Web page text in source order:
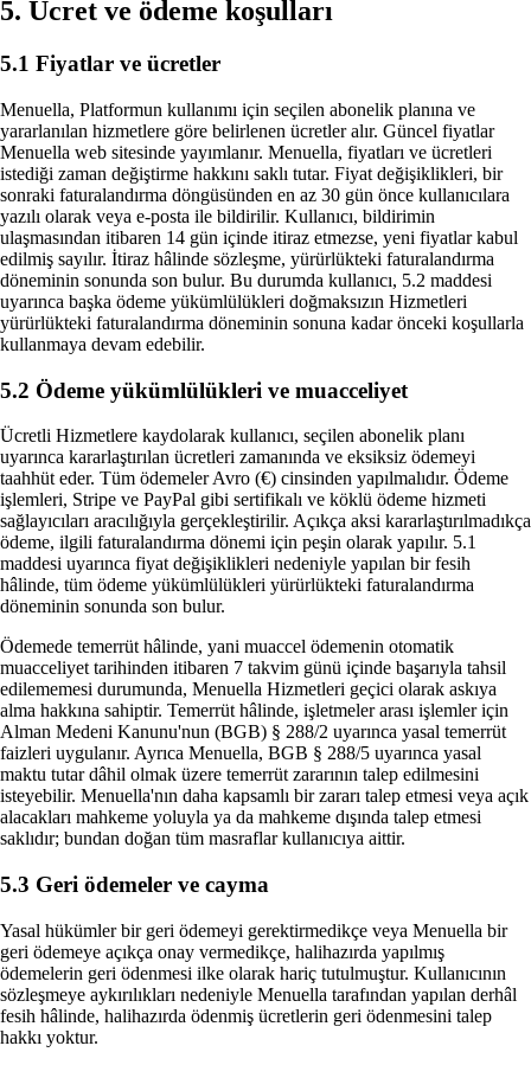
5. Ücret ve ödeme koşulları
5.1 Fiyatlar ve ücretler
Menuella, Platformun kullanımı için seçilen abonelik planına ve
yararlanılan hizmetlere göre belirlenen ücretler alır. Güncel fiyatlar
Menuella web sitesinde yayımlanır. Menuella, fiyatları ve ücretleri
istediği zaman değiştirme hakkını saklı tutar. Fiyat değişiklikleri, bir
sonraki faturalandırma döngüsünden en az 30 gün önce kullanıcılara
yazılı olarak veya e-posta ile bildirilir. Kullanıcı, bildirimin
ulaşmasından itibaren 14 gün içinde itiraz etmezse, yeni fiyatlar kabul
edilmiş sayılır. İtiraz hâlinde sözleşme, yürürlükteki faturalandırma
döneminin sonunda son bulur. Bu durumda kullanıcı, 5.2 maddesi
uyarınca başka ödeme yükümlülükleri doğmaksızın Hizmetleri
yürürlükteki faturalandırma döneminin sonuna kadar önceki koşullarla
kullanmaya devam edebilir.
5.2 Ödeme yükümlülükleri ve muacceliyet
Ücretli Hizmetlere kaydolarak kullanıcı, seçilen abonelik planı
uyarınca kararlaştırılan ücretleri zamanında ve eksiksiz ödemeyi
taahhüt eder. Tüm ödemeler Avro (€) cinsinden yapılmalıdır. Ödeme
işlemleri, Stripe ve PayPal gibi sertifikalı ve köklü ödeme hizmeti
sağlayıcıları aracılığıyla gerçekleştirilir. Açıkça aksi kararlaştırılmadıkça
ödeme, ilgili faturalandırma dönemi için peşin olarak yapılır. 5.1
maddesi uyarınca fiyat değişiklikleri nedeniyle yapılan bir fesih
hâlinde, tüm ödeme yükümlülükleri yürürlükteki faturalandırma
döneminin sonunda son bulur.
Ödemede temerrüt hâlinde, yani muaccel ödemenin otomatik
muacceliyet tarihinden itibaren 7 takvim günü içinde başarıyla tahsil
edilememesi durumunda, Menuella Hizmetleri geçici olarak askıya
alma hakkına sahiptir. Temerrüt hâlinde, işletmeler arası işlemler için
Alman Medeni Kanunu'nun (BGB) § 288/2 uyarınca yasal temerrüt
faizleri uygulanır. Ayrıca Menuella, BGB § 288/5 uyarınca yasal
maktu tutar dâhil olmak üzere temerrüt zararının talep edilmesini
isteyebilir. Menuella'nın daha kapsamlı bir zararı talep etmesi veya açık
alacakları mahkeme yoluyla ya da mahkeme dışında talep etmesi
saklıdır; bundan doğan tüm masraflar kullanıcıya aittir.
5.3 Geri ödemeler ve cayma
Yasal hükümler bir geri ödemeyi gerektirmedikçe veya Menuella bir
geri ödemeye açıkça onay vermedikçe, halihazırda yapılmış
ödemelerin geri ödenmesi ilke olarak hariç tutulmuştur. Kullanıcının
sözleşmeye aykırılıkları nedeniyle Menuella tarafından yapılan derhâl
fesih hâlinde, halihazırda ödenmiş ücretlerin geri ödenmesini talep
hakkı yoktur.